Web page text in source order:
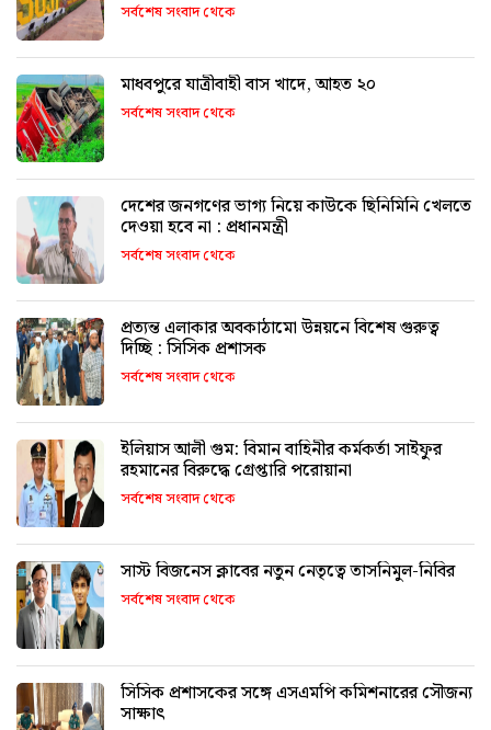
সর্বশেষ সংবাদ থেকে
মাধবপুরে যাত্রীবাহী বাস খাদে, আহত ২০
সর্বশেষ সংবাদ থেকে
দেশের জনগণের ভাগ্য নিয়ে কাউকে ছিনিমিনি খেলতে
দেওয়া হবে না : প্রধানমন্ত্রী
সর্বশেষ সংবাদ থেকে
প্রত্যন্ত এলাকার অবকাঠামো উন্নয়নে বিশেষ গুরুত্ব
দিচ্ছি : সিসিক প্রশাসক
সর্বশেষ সংবাদ থেকে
ইলিয়াস আলী গুম: বিমান বাহিনীর কর্মকর্তা সাইফুর
রহমানের বিরুদ্ধে গ্রেপ্তারি পরোয়ানা
সর্বশেষ সংবাদ থেকে
সাস্ট বিজনেস ক্লাবের নতুন নেতৃত্বে তাসনিমুল-নিবির
সর্বশেষ সংবাদ থেকে
সিসিক প্রশাসকের সঙ্গে এসএমপি কমিশনারের সৌজন্য
সাক্ষাৎ